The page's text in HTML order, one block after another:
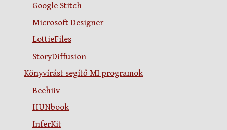
Google Stitch
Microsoft Designer
LottieFiles
StoryDiffusion
Könyvírást segítő MI programok
Beehiiv
HUNbook
InferKit